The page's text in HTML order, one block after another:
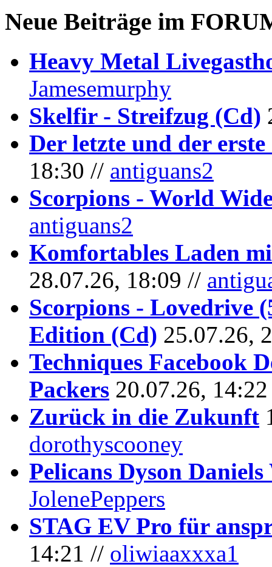
Neue Beiträge im
Heavy Metal
Jamesemurphy
Skelfir - Streifzug (Cd)
Der letzte und der erste
18:30 // antiguans2
Scorpions - World
antiguans2
Komfortables Laden
28.07.26, 18:09 //
Scorpions - Lovedrive
Edition (Cd) 25.07.26,
Techniques Facebook
Packers 20.07.26,
Zurück in die Zukunft
dorothyscooney
Pelicans Dyson
JolenePeppers
STAG EV Pro für
14:21 // oliwiaaxxxa1